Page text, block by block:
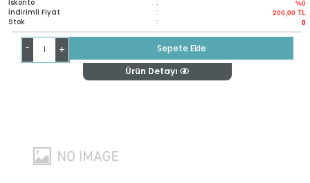
İskonto : %0
İndirimli Fiyat : 200,00 TL
Stok : 0
- +
Sepete Ekle
Ürün Detayı